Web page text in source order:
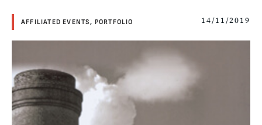
AFFILIATED EVENTS, PORTFOLIO 14/11/2019